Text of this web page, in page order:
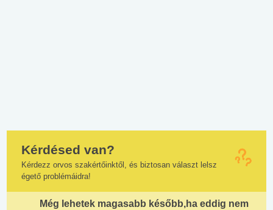
Kérdésed van?
Kérdezz orvos szakértőinktől, és biztosan választ lelsz
égető problémáidra!
Még lehetek magasabb később,ha eddig nem